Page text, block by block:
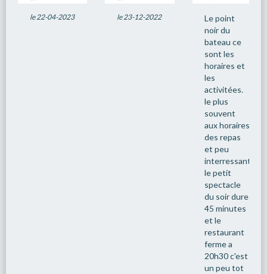
le 22-04-2023 le 23-12-2022
Le point
noir du
bateau ce
sont les
horaires et
les
activitées.
le plus
souvent
aux horaires
des repas
et peu
interressantes.
le petit
spectacle
du soir dure
45 minutes
et le
restaurant
ferme a
20h30 c'est
un peu tot